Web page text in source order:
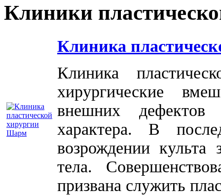
Клиники
Клиника
Клиника
хирургические
внешних дефектов
характера. В
возрождении культа
тела.
призвана служить